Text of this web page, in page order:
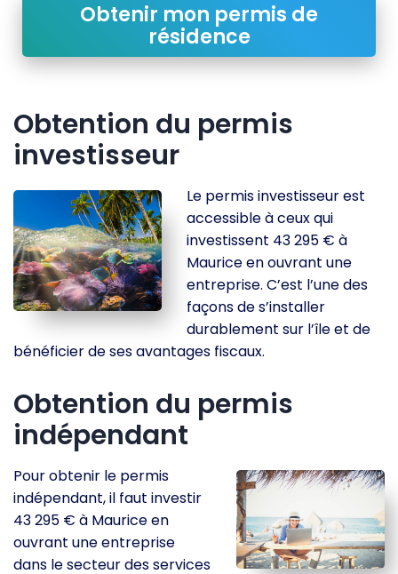
Obtenir mon permis de
résidence
Obtention du permis
investisseur
Le permis investisseur est
accessible à ceux qui
investissent 43 295 € à
Maurice en ouvrant une
entreprise. C’est l’une des
façons de s’installer
durablement sur l’île et de
bénéficier de ses avantages fiscaux.
Obtention du permis
indépendant
Pour obtenir le permis
indépendant, il faut investir
43 295 € à Maurice en
ouvrant une entreprise
dans le secteur des services